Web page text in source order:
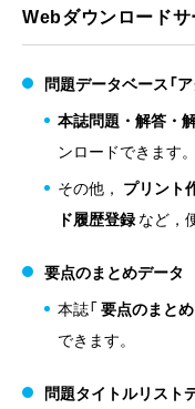
Webダウンロード
問題データベース「
本誌問題・解答・
ンロードできます。
その他， プリント
ド履歴登録など，
要点のまとめデータ
本誌「要点のまとめ
できます。
問題タイトルリスト